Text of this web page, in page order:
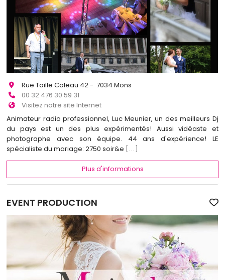
Rue Taille Coleau 42 - 7034 Mons
00 32 476 30 59 31
Visitez notre site Internet
Animateur radio professionnel, Luc Meunier, un des meilleurs Dj
du pays est un des plus expérimentés! Aussi vidéaste et
photographe avec son équipe. 44 ans d'expérience! LE
spécialiste du mariage: 2750 soir&e [...]
Plus d'informations
EVENT PRODUCTION